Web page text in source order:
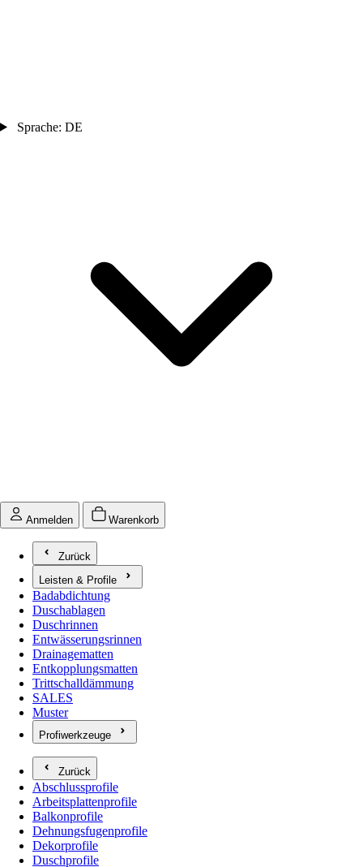
Sprache: DE
Anmelden Warenkorb
Zurück
Leisten & Profile
Untermenü für Leisten & Profile öffnen
Badabdichtung
Duschablagen
Duschrinnen
Entwässerungsrinnen
Drainagematten
Entkopplungsmatten
Trittschalldämmung
SALES
Muster
Profiwerkzeuge
Untermenü für Profiwerkzeuge öffnen
Zurück
Abschlussprofile
Arbeitsplattenprofile
Balkonprofile
Dehnungsfugenprofile
Dekorprofile
Duschprofile